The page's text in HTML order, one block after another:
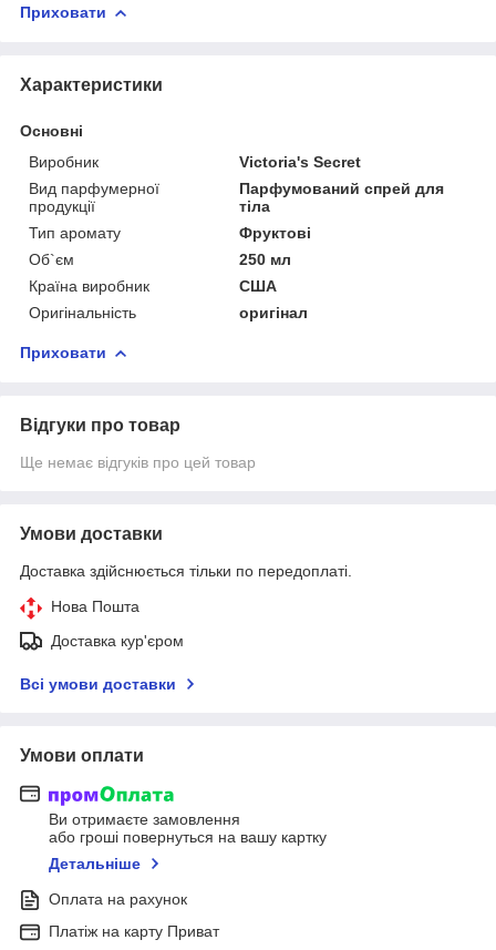
Приховати
Характеристики
Основні
Виробник
Victoria's Secret
Вид парфумерної
продукції
Парфумований спрей для
тіла
Тип аромату
Фруктові
Об`єм
250 мл
Країна виробник
США
Оригінальність
оригінал
Приховати
Відгуки про товар
Ще немає відгуків про цей товар
Умови доставки
Доставка здійснюється тільки по передоплаті.
Нова Пошта
Доставка кур'єром
Всі умови доставки
Умови оплати
Ви отримаєте замовлення
або гроші повернуться на вашу картку
Детальніше
Оплата на рахунок
Платіж на карту Приват